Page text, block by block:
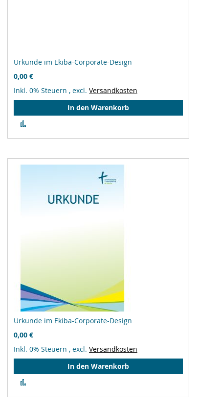
Urkunde im Ekiba-Corporate-Design
0,00 €
Inkl. 0% Steuern , excl. Versandkosten
In den Warenkorb
hinzufügen
Urkunde im Ekiba-Corporate-Design
0,00 €
Inkl. 0% Steuern , excl. Versandkosten
In den Warenkorb
hinzufügen